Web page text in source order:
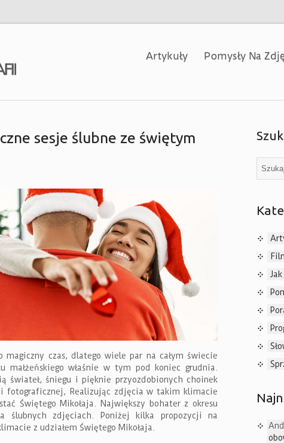
Artykuły Pomysły Na
sesje ślubne ze świętym
magiczny czas, dlatego wiele par na całym świecie
małżeńskiego właśnie w tym pod koniec grudnia.
świateł, śniegu i pięknie przyozdobionych choinek
fotograficznej, Realizując zdjęcia w takim klimacie
Świętego Mikołaja. Największy bohater z okresu
ślubnych zdjęciach. Poniżej kilka propozycji na
z udziałem Świętego Mikołaja.
And